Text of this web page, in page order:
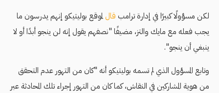
لكن مسؤولًا كبيرًا في إدارة ترامب قاللموقع بوليتيكو إنهم يدرسون ما
يجب فعله مع مايك والتز، مضيفًا "نصفهم يقول إنه لن ينجو أبدًا أو لا
ينبغي أن ينجو".
وتابع المسؤول الذي لم تسمه بوليتيكو أنه "كان من التهور عدم التحقق
من هوية المشاركين في النقاش، كما كان من التهور إجراء تلك المحادثة عبر